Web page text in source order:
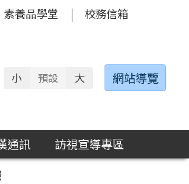
素養品學堂 校務信箱
小 預設 大 網站導覽
通訊
訪視宣導專區